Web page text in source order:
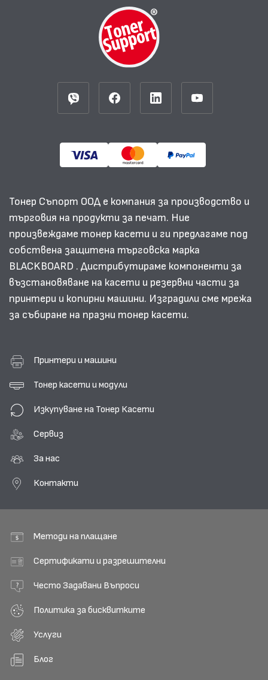
Тонер Съпорт ООД е компания за производство и
търговия на продукти за печат. Ние
произвеждаме тонер касети и ги предлагаме под
собствена защитена търговска марка
BLACKBOARD . Дистрибутираме компоненти за
възстановяване на касети и резервни части за
принтери и копирни машини. Изградили сме мрежа
за събиране на празни тонер касети.
Принтери и машини
Тонер касети и модули
Изкупуване на Тонер Касети
Сервиз
За нас
Контакти
Методи на плащане
Сертификати и разрешителни
Често Задавани Въпроси
Политика за бисквитките
Услуги
Блог